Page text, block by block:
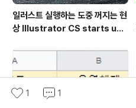
일러스트 실행하는 도중 꺼지는 현
상 Illustrator CS starts up
1 1